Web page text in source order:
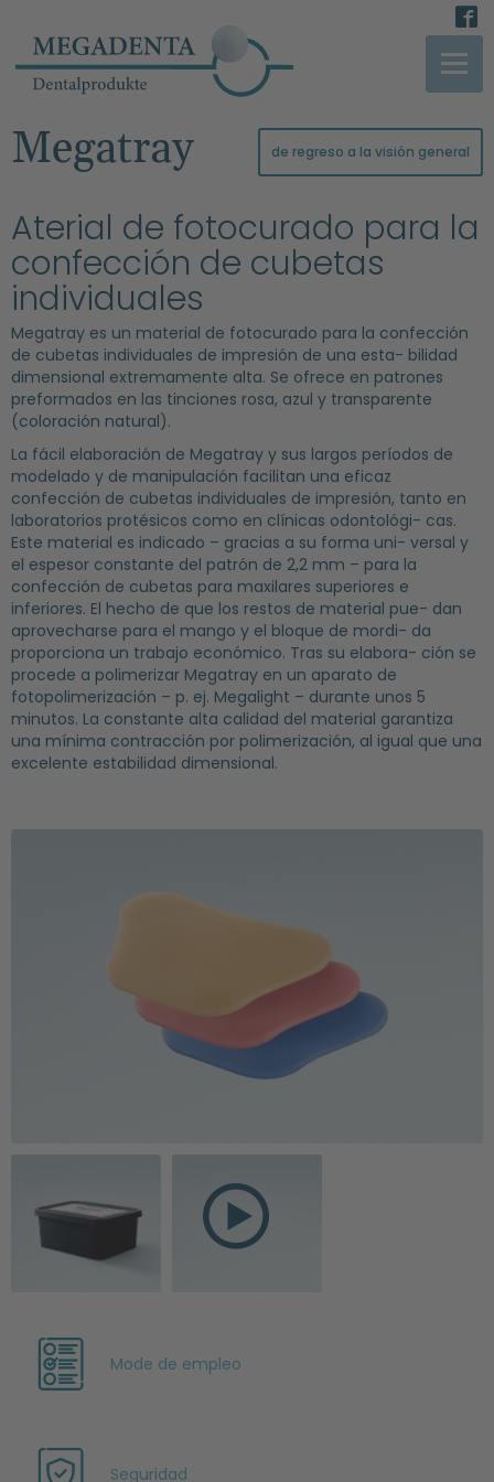
Megatray de regreso a la visión general
Mode de empleo
Seguridad
Aterial de fotocurado para la
confección de cubetas
individuales
Megatray es un material de fotocurado para la confección
de cubetas individuales de impresión de una esta- bilidad
dimensional extremamente alta. Se ofrece en patrones
preformados en las tinciones rosa, azul y transparente
(coloración natural).
La fácil elaboración de Megatray y sus largos períodos de
modelado y de manipulación facilitan una eficaz
confección de cubetas individuales de impresión, tanto en
laboratorios protésicos como en clínicas odontológi- cas.
Este material es indicado – gracias a su forma uni- versal y
el espesor constante del patrón de 2,2 mm – para la
confección de cubetas para maxilares superiores e
inferiores. El hecho de que los restos de material pue- dan
aprovecharse para el mango y el bloque de mordi- da
proporciona un trabajo económico. Tras su elabora- ción se
procede a polimerizar Megatray en un aparato de
fotopolimerización – p. ej. Megalight – durante unos 5
minutos. La constante alta calidad del material garantiza
una mínima contracción por polimerización, al igual que una
excelente estabilidad dimensional.